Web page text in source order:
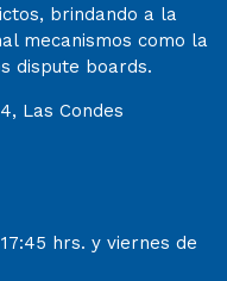
brindando a la
mecanismos como la
dispute boards.
Las Condes
hrs. y viernes de